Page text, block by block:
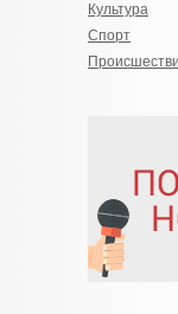
Культура
Спорт